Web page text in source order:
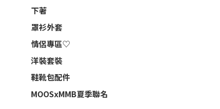
下著
罩衫外套
情侶專區♡
洋裝套裝
鞋靴包配件
MOOSxMMB夏季聯名